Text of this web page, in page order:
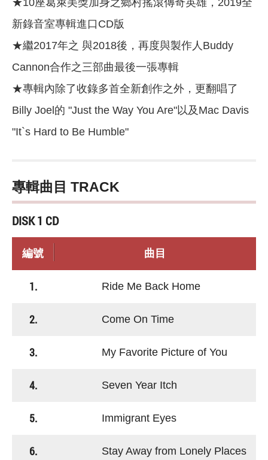
★10座葛萊美獎加身之鄉村搖滾傳奇英雄，2019全
新錄音室專輯進口CD版
★繼2017年之 與2018後，再度與製作人Buddy
Cannon合作之三部曲最後一張專輯
★專輯內除了收錄多首全新創作之外，更翻唱了
Billy Joel的 "Just the Way You Are"以及Mac Davis
"It`s Hard to Be Humble"
專輯曲目 TRACK
DISK 1 CD
編號 曲目
1. Ride Me Back Home
2. Come On Time
3. My Favorite Picture of You
4. Seven Year Itch
5. Immigrant Eyes
6. Stay Away from Lonely Places